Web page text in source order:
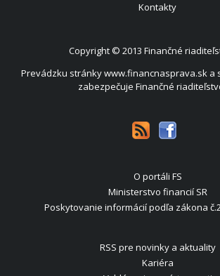
Kontakty
Copyright © 2013 Finančné
Prevádzku stránky www.financnasprava.sk a
zabezpečuje Finančné
O portáli FS
Ministerstvo financií SR
Poskytovanie informácií podľa zákona
RSS pre novinky a aktuality
Kariéra